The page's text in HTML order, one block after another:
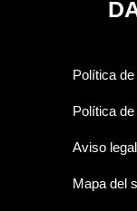
Política
Política
Aviso legal
Mapa del